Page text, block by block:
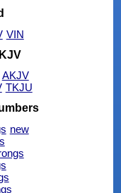
VIN
AKJV
TKJU
new